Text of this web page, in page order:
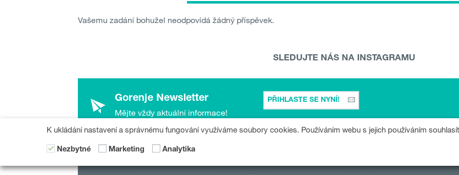
Vašemu zadání bohužel neodpovídá žádný příspěvek.
SLEDUJTE NÁS NA INSTAGRAMU
Gorenje Newsletter
Mějte vždy aktuální informace!
PŘIHLASTE SE NYNÍ!
K ukládání nastavení a správnému fungování využíváme soubory cookies. Používáním webu s jejich používáním
Nezbytné Marketing Analytika